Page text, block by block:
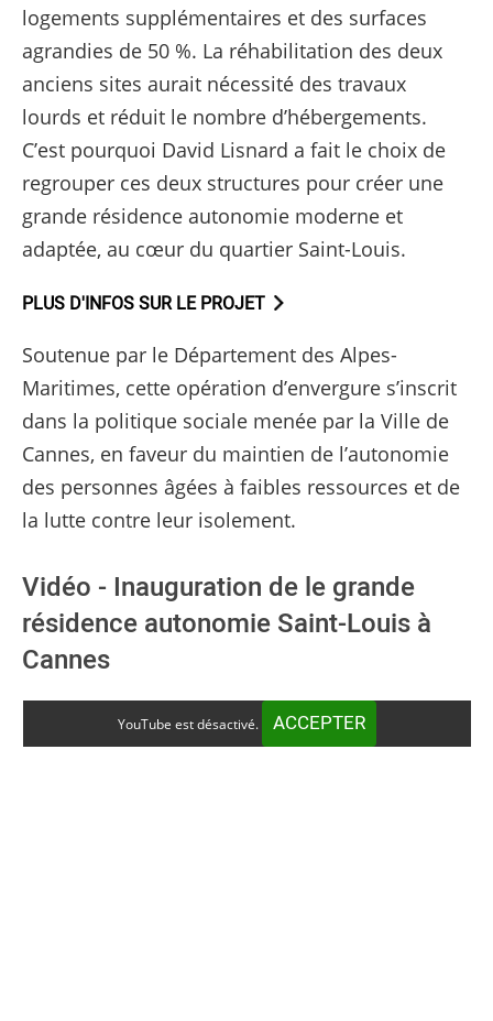
logements supplémentaires et des surfaces
agrandies de 50 %. La réhabilitation des deux
anciens sites aurait nécessité des travaux
lourds et réduit le nombre d’hébergements.
C’est pourquoi David Lisnard a fait le choix de
regrouper ces deux structures pour créer une
grande résidence autonomie moderne et
adaptée, au cœur du quartier Saint-Louis.
PLUS D'INFOS SUR LE PROJET
Soutenue par le Département des Alpes-
Maritimes, cette opération d’envergure s’inscrit
dans la politique sociale menée par la Ville de
Cannes, en faveur du maintien de l’autonomie
des personnes âgées à faibles ressources et de
la lutte contre leur isolement.
Vidéo - Inauguration de le grande
résidence autonomie Saint-Louis à
Cannes
YouTube est désactivé. ACCEPTER